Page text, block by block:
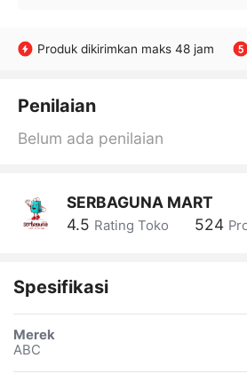
Produk dikirimkan maks 48 jam
Penilaian
Belum ada penilaian
SERBAGUNA MART
4.5 Rating Toko 524
Spesifikasi
Merek
ABC